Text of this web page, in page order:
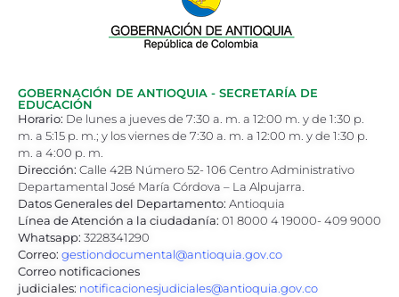
GOBERNACIÓN DE ANTIOQUIA - SECRETARÍA DE
EDUCACIÓN
Horario: De lunes a jueves de 7:30 a. m. a 12:00 m. y de 1:30 p.
m. a 5:15 p. m.; y los viernes de 7:30 a. m. a 12:00 m. y de 1:30 p.
m. a 4:00 p. m.
Dirección: Calle 42B Número 52- 106 Centro Administrativo
Departamental José María Córdova – La Alpujarra.
Datos Generales del Departamento: Antioquia
Línea de Atención a la ciudadanía: 01 8000 4 19000- 409 9000
Whatsapp: 3228341290
Correo: gestiondocumental@antioquia.gov.co
Correo notificaciones
judiciales: notificacionesjudiciales@antioquia.gov.co